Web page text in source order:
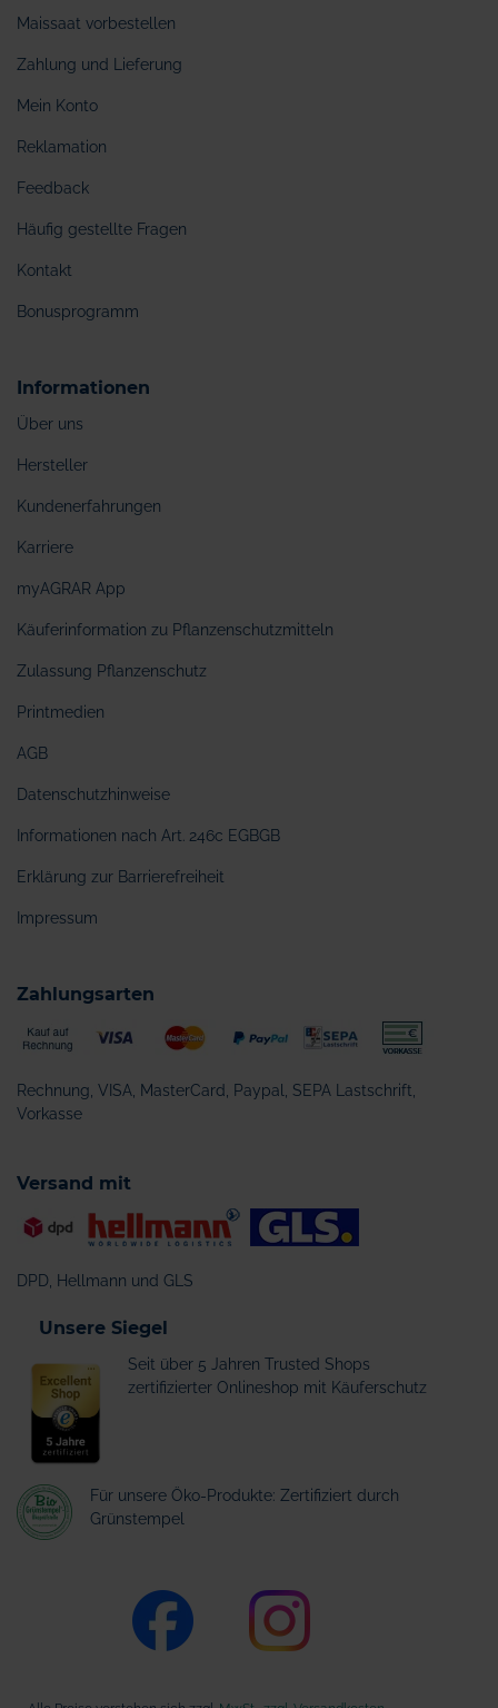
Maissaat vorbestellen
Zahlung und Lieferung
Mein Konto
Reklamation
Feedback
Häufig gestellte Fragen
Kontakt
Bonusprogramm
Informationen
Über uns
Hersteller
Kundenerfahrungen
Karriere
myAGRAR App
Käuferinformation zu Pflanzenschutzmitteln
Zulassung Pflanzenschutz
Printmedien
AGB
Datenschutzhinweise
Informationen nach Art. 246c EGBGB
Erklärung zur Barrierefreiheit
Impressum
Zahlungsarten
Rechnung, VISA, MasterCard, Paypal, SEPA Lastschrift,
Vorkasse
Versand mit
DPD, Hellmann und GLS
Unsere Siegel
Seit über 5 Jahren Trusted Shops
zertifizierter Onlineshop mit Käuferschutz
Für unsere Öko-Produkte: Zertifiziert durch
Grünstempel